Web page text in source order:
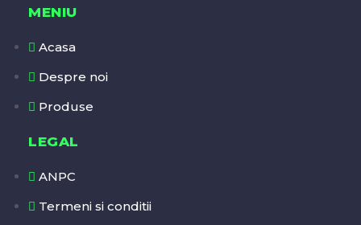
MENIU
Acasa
Despre noi
Produse
LEGAL
ANPC
Termeni si conditii